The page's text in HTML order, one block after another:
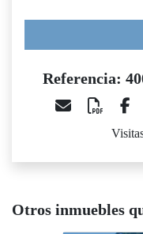
Referencia:
Otros inmuebles